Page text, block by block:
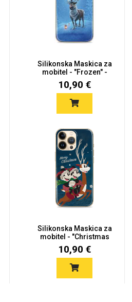
Silikonska Maskica za
mobitel - "Frozen" -
win...
10,90 €
Silikonska Maskica za
mobitel - "Christmas
Adv...
10,90 €